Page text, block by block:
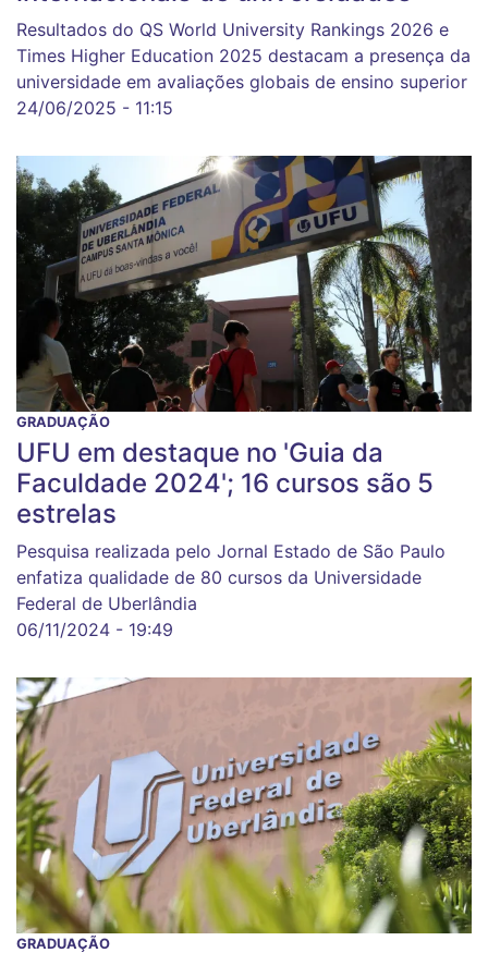
Resultados do QS World University Rankings 2026 e
Times Higher Education 2025 destacam a presença da
universidade em avaliações globais de ensino superior
24/06/2025 - 11:15
GRADUAÇÃO
UFU em destaque no 'Guia da
Faculdade 2024'; 16 cursos são 5
estrelas
Pesquisa realizada pelo Jornal Estado de São Paulo
enfatiza qualidade de 80 cursos da Universidade
Federal de Uberlândia
06/11/2024 - 19:49
GRADUAÇÃO